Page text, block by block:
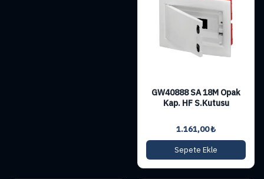
GW40888 SA 18M Opak
Kap. HF S.Kutusu
1.161,00₺
Sepete Ekle